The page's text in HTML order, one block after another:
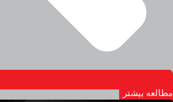
مطالعه بیشتر